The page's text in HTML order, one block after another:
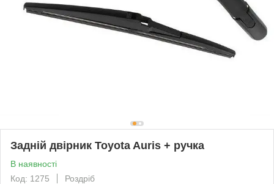
Задній двірник Toyota Auris + ручка
В наявності
Код: 1275
Роздріб